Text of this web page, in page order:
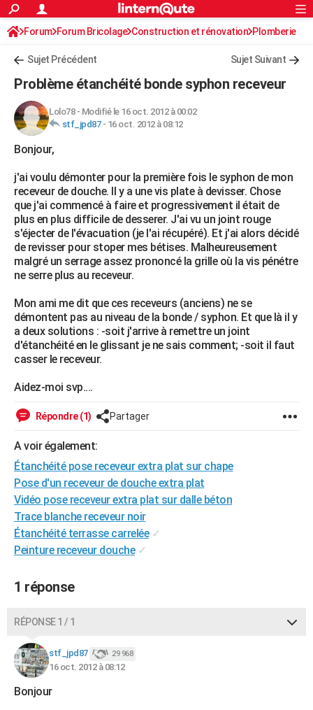
ACTUALITÉS
Politique
Société
Faits Divers
Education
Monde
Villes
+
FINANCE
Retraite
Impôts
Epargne
Immobilier
Risques naturels par ville
Banque
Assurance
Crédit
AUTO
Essais
Réserver un essai
Citadines
Berlines
SUV
Forum auto
+HIGH-TECH
Mobiles
Meilleur smartphone
Internet
Ordinateurs
Jeux vidéo
Guide high-tech
+BRICOLAGE
Forum
Aménagement intérieur
Extérieur
Cuisine
Salle de bains
Jardinage
Rangement
WEEK-END
Guides de France
Escapades
Patrimoine
Expositions
Musées
Week-end nature
LIFESTYLE
Art de vivre
Bien-être
Loisirs
Modes de vie
SANTE
Alimentation
Guide de la santé
Maladies
Médicaments
Sommeil
VOYAGE
Destinations
City break
Voyage nature
Voyage de noces
Forum
Climat
+PHOTO
GUIDES D'ACHAT
BONS PLANS
CARTE DE VOEUX
Carte de Noël
Carte Bonne année
Carte Saint-Valentin
Carte Pâques
Carte d'anniversaire
DICTIONNAIRE
Dictionnaire
Biographies
Citations
Expressions
Proverbes
PROGRAMME TV
COPAINS D'AVANT
S'inscrire
Se connecter
Lycées
Collèges
Primaires
Universités
Entreprises
Service militaire
Avis de recherche
AVIS DE DÉCÈS
FORUM
Bricolage
Lifestyle
Culture
Sport
Auto
Television
Voyage
Cinema
Rechercher
S'inscrire
Connexion
Forum Forum Bricolage Construction et rénovation Plomberie
Sujet Précédent Sujet Suivant
Problème étanchéité bonde syphon receveur
Lolo78- Modifié le 16 oct. 2012 à 00:02
stf_jpd87- 16 oct. 2012 à 08:12
Bonjour,
j'ai voulu démonter pour la première fois le syphon de mon
receveur de douche. Il y a une vis plate à devisser. Chose
que j'ai commencé à faire et progressivement il était de
plus en plus difficile de desserer. J'ai vu un joint rouge
s'éjecter de l'évacuation (je l'ai récupéré). Et j'ai alors décidé
de revisser pour stoper mes bétises. Malheureusement
malgré un serrage assez prononcé la grille où la vis pénétre
ne serre plus au receveur.
Mon ami me dit que ces receveurs (anciens) ne se
démontent pas au niveau de la bonde / syphon. Et que là il y
a deux solutions : -soit j'arrive à remettre un joint
d'étanchéité en le glissant je ne sais comment; -soit il faut
casser le receveur.
Aidez-moi svp....
Répondre (1) Partager
A voir également:
Étanchéité pose receveur extra plat sur chape
Pose d'un receveur de douche extra plat
Vidéo pose receveur extra plat sur dalle béton
Trace blanche receveur noir
Étanchéité terrasse carrelée ✓
Peinture receveur douche ✓
1 réponse
RÉPONSE 1 / 1
stf_jpd87 29 968
16 oct. 2012 à 08:12
Bonjour